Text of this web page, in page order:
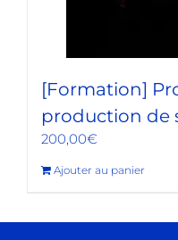
[Formation]
production de
200,00€
Ajouter au panier